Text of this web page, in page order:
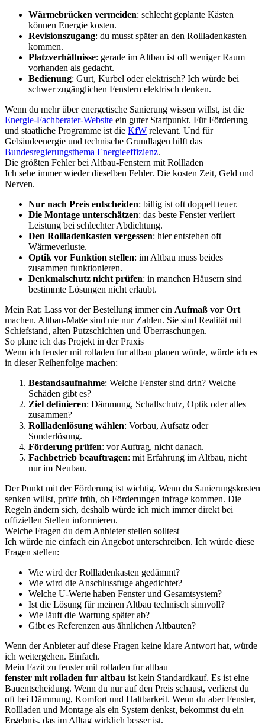
Wärmebrücken vermeiden: schlecht geplante Kästen
können Energie kosten.
Revisionszugang: du musst später an den Rollladenkasten
kommen.
Platzverhältnisse: gerade im Altbau ist oft weniger Raum
vorhanden als gedacht.
Bedienung: Gurt, Kurbel oder elektrisch? Ich würde bei
schwer zugänglichen Fenstern elektrisch denken.
Wenn du mehr über energetische Sanierung wissen willst, ist die
Energie-Fachberater-Website ein guter Startpunkt. Für Förderung
und staatliche Programme ist die KfW relevant. Und für
Gebäudeenergie und technische Grundlagen hilft das
Bundesregierungsthema Energieeffizienz.
Die größten Fehler bei Altbau-Fenstern mit Rollladen
Ich sehe immer wieder dieselben Fehler. Die kosten Zeit, Geld und
Nerven.
Nur nach Preis entscheiden: billig ist oft doppelt teuer.
Die Montage unterschätzen: das beste Fenster verliert
Leistung bei schlechter Abdichtung.
Den Rollladenkasten vergessen: hier entstehen oft
Wärmeverluste.
Optik vor Funktion stellen: im Altbau muss beides
zusammen funktionieren.
Denkmalschutz nicht prüfen: in manchen Häusern sind
bestimmte Lösungen nicht erlaubt.
Mein Rat: Lass vor der Bestellung immer ein Aufmaß vor Ort
machen. Altbau-Maße sind nie nur Zahlen. Sie sind Realität mit
Schiefstand, alten Putzschichten und Überraschungen.
So plane ich das Projekt in der Praxis
Wenn ich fenster mit rolladen fur altbau planen würde, würde ich es
in dieser Reihenfolge machen:
Bestandsaufnahme: Welche Fenster sind drin? Welche
Schäden gibt es?
Ziel definieren: Dämmung, Schallschutz, Optik oder alles
zusammen?
Rollladenlösung wählen: Vorbau, Aufsatz oder
Sonderlösung.
Förderung prüfen: vor Auftrag, nicht danach.
Fachbetrieb beauftragen: mit Erfahrung im Altbau, nicht
nur im Neubau.
Der Punkt mit der Förderung ist wichtig. Wenn du Sanierungskosten
senken willst, prüfe früh, ob Förderungen infrage kommen. Die
Regeln ändern sich, deshalb würde ich mich immer direkt bei
offiziellen Stellen informieren.
Welche Fragen du dem Anbieter stellen solltest
Ich würde nie einfach ein Angebot unterschreiben. Ich würde diese
Fragen stellen:
Wie wird der Rollladenkasten gedämmt?
Wie wird die Anschlussfuge abgedichtet?
Welche U-Werte haben Fenster und Gesamtsystem?
Ist die Lösung für meinen Altbau technisch sinnvoll?
Wie läuft die Wartung später ab?
Gibt es Referenzen aus ähnlichen Altbauten?
Wenn der Anbieter auf diese Fragen keine klare Antwort hat, würde
ich weitergehen. Einfach.
Mein Fazit zu fenster mit rolladen fur altbau
fenster mit rolladen fur altbau ist kein Standardkauf. Es ist eine
Bauentscheidung. Wenn du nur auf den Preis schaust, verlierst du
oft bei Dämmung, Komfort und Haltbarkeit. Wenn du aber Fenster,
Rollladen und Montage als ein System denkst, bekommst du ein
Ergebnis, das im Alltag wirklich besser ist.